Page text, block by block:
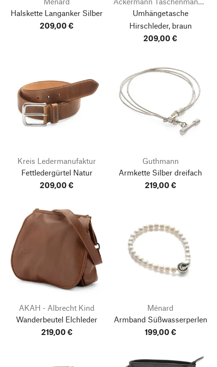
Halskette Langanker Silber
209,00 €
Umhängetasche
Hirschleder, braun
209,00 €
Kreis Ledermanufaktur
Fettledergürtel Natur
209,00 €
Guthmann
Armkette Silber dreifach
219,00 €
AKAH - Albrecht Kind
Wanderbeutel Elchleder
219,00 €
Ménard
Armband Süßwasserperlen
199,00 €